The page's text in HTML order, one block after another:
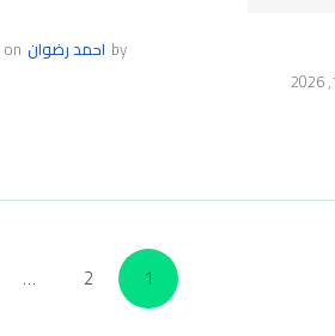
by احمد رضوان on
1
2
…